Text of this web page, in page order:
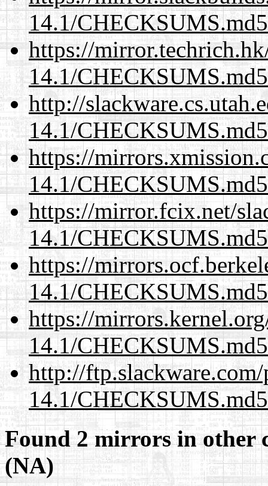
14.1/
https://
14.1/
http://
14.1/
https://
14.1/
https://mirror.fcix.net/
14.1/
https://
14.1/
https://
14.1/
http://
14.1/
Found 2 mirrors in other
(NA)